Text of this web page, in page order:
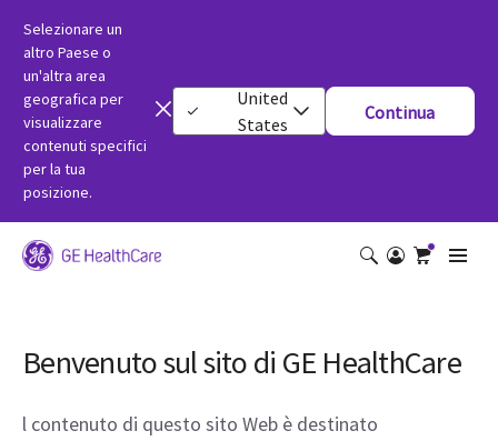
Selezionare un
altro Paese o
un'altra area
geografica per
visualizzare
contenuti specifici
per la tua
posizione.
United
States
Continua
Benvenuto sul sito di GE HealthCare
l contenuto di questo sito Web è destinato